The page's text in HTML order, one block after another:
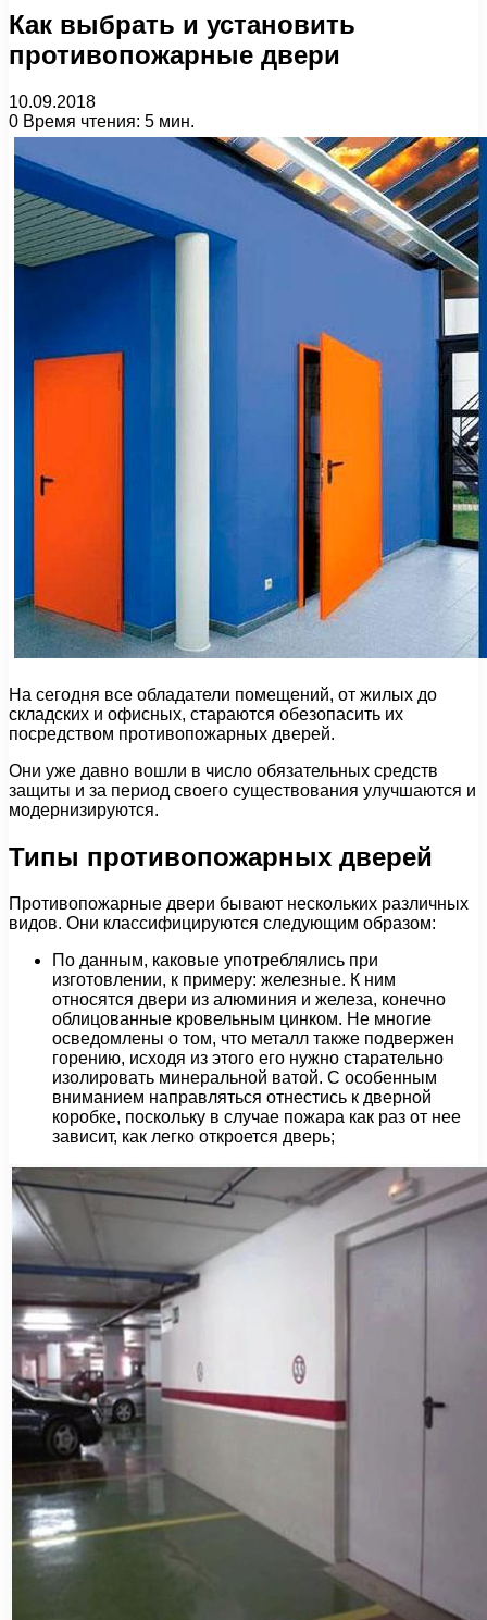
Как выбрать и установить
противопожарные двери
10.09.2018
0 Время чтения: 5 мин.
На сегодня все обладатели помещений, от жилых до
складских и офисных, стараются обезопасить их
посредством противопожарных дверей.
Они уже давно вошли в число обязательных средств
защиты и за период своего существования улучшаются и
модернизируются.
Типы противопожарных дверей
Противопожарные двери бывают нескольких различных
видов. Они классифицируются следующим образом:
По данным, каковые употреблялись при
изготовлении, к примеру: железные. К ним
относятся двери из алюминия и железа, конечно
облицованные кровельным цинком. Не многие
осведомлены о том, что металл также подвержен
горению, исходя из этого его нужно старательно
изолировать минеральной ватой. С особенным
вниманием направляться отнестись к дверной
коробке, поскольку в случае пожара как раз от нее
зависит, как легко откроется дверь;